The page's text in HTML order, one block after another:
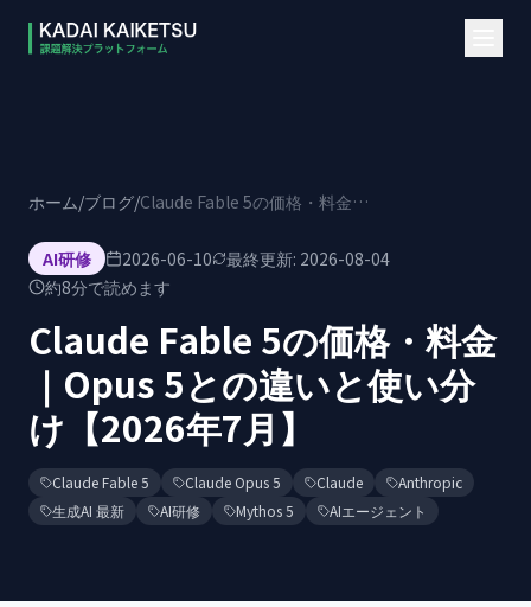
ホーム/ブログ/ Claude Fable 5の価格・料金｜Opus 5との違いと使い分け【2026年7月】
AI研修 2026-06-10 最終更新: 2026-08-04
約8分で読めます
Claude Fable 5の価格・料金
｜Opus 5との違いと使い分
け【2026年7月】
Claude Fable 5 Claude Opus 5 Claude
Anthropic
生成AI 最新
AI研修 Mythos 5 AIエージェント